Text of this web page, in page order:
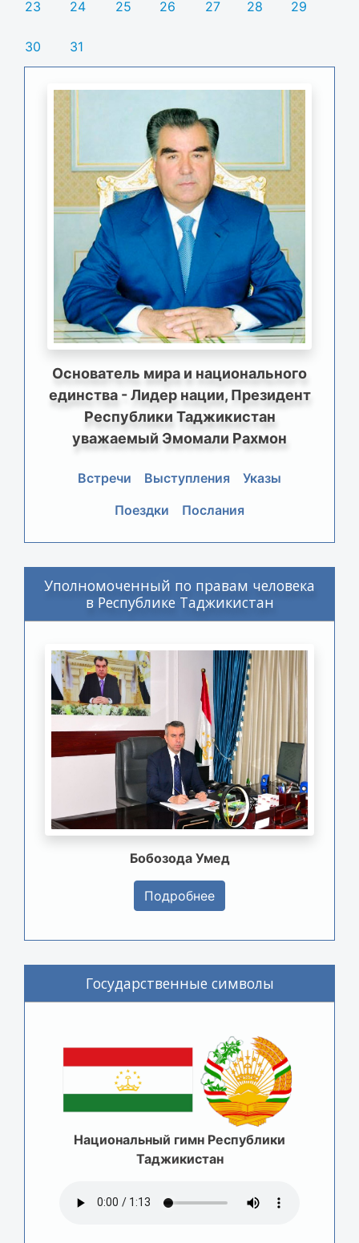
23 24 25 26 27 28 29
30 31
Основатель мира и национального
единства - Лидер нации, Президент
Республики Таджикистан
уважаемый Эмомали Рахмон
Встречи Выступления
Указы
Поездки
Послания
Уполномоченный по правам человека
в Республике Таджикистан
Бобозода Умед
Подробнее
Государственные символы
Национальный гимн Республики
Таджикистан